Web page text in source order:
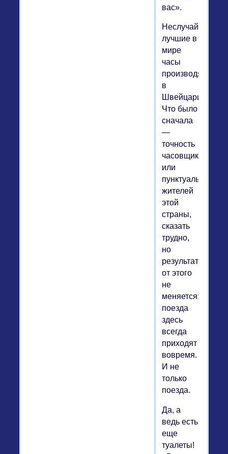
вас».
Неслучайно
лучшие в
мире
часы
производят
в
Швейцарии.
Что было
сначала
—
точность
часовщиков
или
пунктуальность
жителей
этой
страны,
сказать
трудно,
но
результат
от этого
не
меняется:
поезда
здесь
всегда
приходят
вовремя.
И не
только
поезда.
Да, а
ведь есть
еще
туалеты!